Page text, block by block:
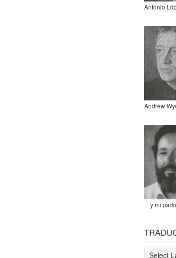
Antonio
Andrew
... y mi